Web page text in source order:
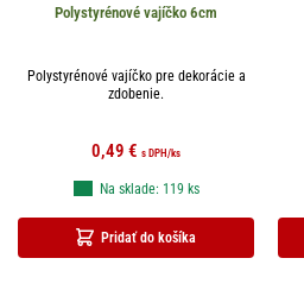
Polystyrénové vajíčko 6cm
Polystyrénové vajíčko pre dekorácie a
zdobenie.
0,49 € s DPH /ks
Pridať do košíka
Na sklade: 119 ks